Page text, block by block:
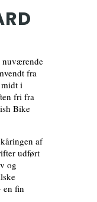
nuværende
fra
midt i
fri fra
Bike
af
udført
og
en fin